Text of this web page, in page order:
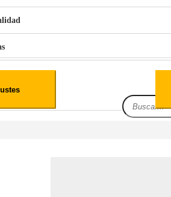
1,1L Limpia Sofás Alfombras